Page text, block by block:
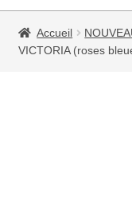
Accueil
VICTORIA (roses